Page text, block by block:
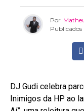
Por
Publicados
DJ Gudi celebra
Inimigos da HP ao